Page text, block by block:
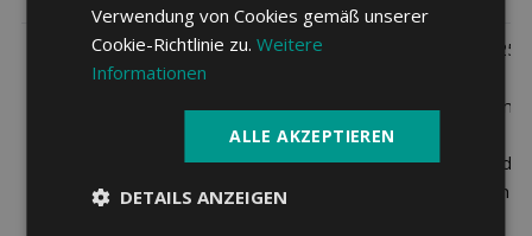
Gesundheitsförderung
50%, max. CHF
Fitnesscenter und
im Bereich
Karenzfrist 1 Jahr
Verwendung von Cookies gemäß unserer
Cookie-Richtlinie zu.Weitere
Informationen
ALLE AKZEPTIEREN
DETAILS ANZEIGEN